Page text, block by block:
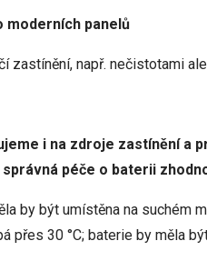
moderních panelů
zastínění, např. nečistotami
i na zdroje zastínění a
správná péče o baterii
by být umístěna na suchém
přes 30 °C; baterie by měla